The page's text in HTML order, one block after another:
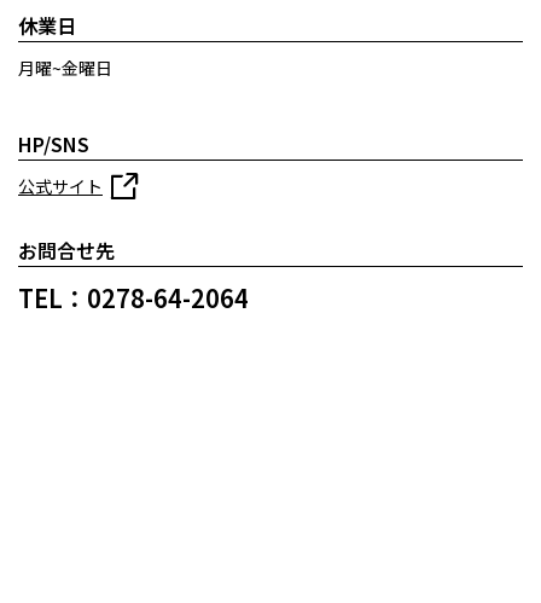
休業日
月曜~金曜日
HP/SNS
公式サイト
お問合せ先
TEL：0278-64-2064